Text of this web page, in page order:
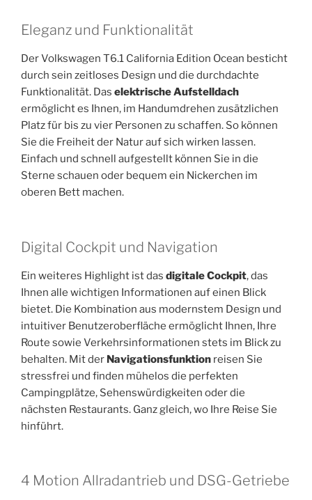
Eleganz und Funktionalität
Der Volkswagen T6.1 California Edition Ocean besticht
durch sein zeitloses Design und die durchdachte
Funktionalität. Das elektrische Aufstelldach
ermöglicht es Ihnen, im Handumdrehen zusätzlichen
Platz für bis zu vier Personen zu schaffen. So können
Sie die Freiheit der Natur auf sich wirken lassen.
Einfach und schnell aufgestellt können Sie in die
Sterne schauen oder bequem ein Nickerchen im
oberen Bett machen.
Digital Cockpit und Navigation
Ein weiteres Highlight ist das digitale Cockpit, das
Ihnen alle wichtigen Informationen auf einen Blick
bietet. Die Kombination aus modernstem Design und
intuitiver Benutzeroberfläche ermöglicht Ihnen, Ihre
Route sowie Verkehrsinformationen stets im Blick zu
behalten. Mit der Navigationsfunktion reisen Sie
stressfrei und finden mühelos die perfekten
Campingplätze, Sehenswürdigkeiten oder die
nächsten Restaurants. Ganz gleich, wo Ihre Reise Sie
hinführt.
4 Motion Allradantrieb und DSG-Getriebe